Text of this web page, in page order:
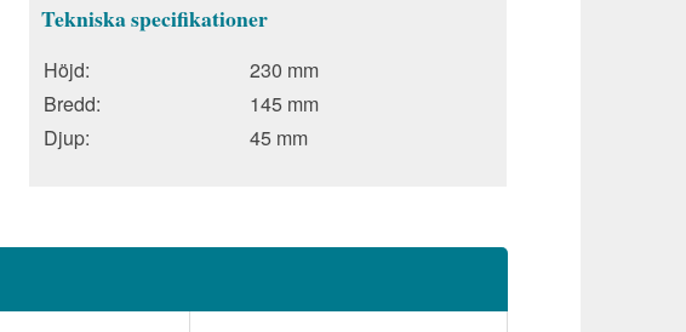
Tekniska specifikationer
Höjd:
230 mm
Bredd:
145 mm
Djup:
45 mm